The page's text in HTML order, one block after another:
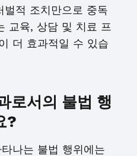
벌적 조치만으로 중독
교육, 상담 및 치료 프
더 효과적일 수 있습
로서의 불법 행
?
나는 불법 행위에는